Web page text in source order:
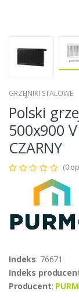
GRZEJNIKI STALOWE
Polski
500x900
CZARNY
(0
Indeks: 76671
Indeks
Producent: